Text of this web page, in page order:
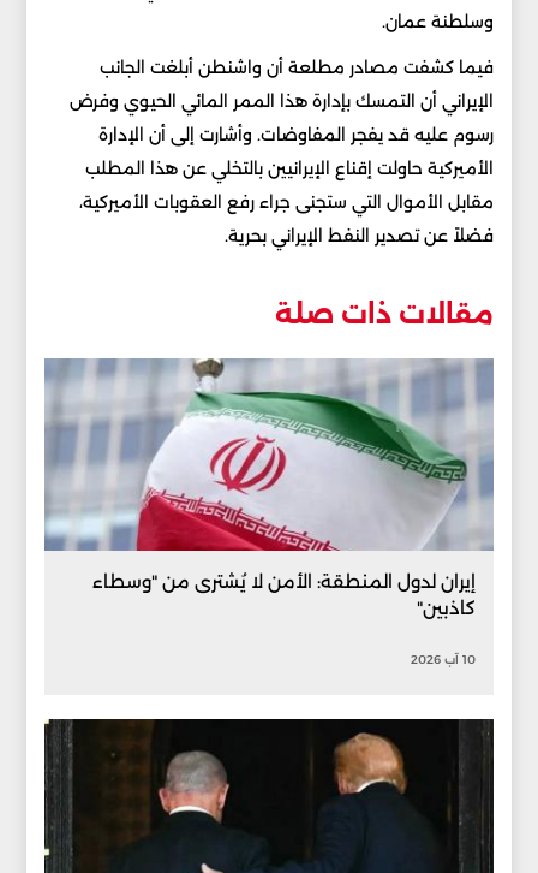
وسلطنة عمان.
فيما كشفت مصادر مطلعة أن واشنطن أبلغت الجانب
الإيراني أن التمسك بإدارة هذا الممر المائي الحيوي وفرض
رسوم عليه قد يفجر المفاوضات. وأشارت إلى أن الإدارة
الأميركية حاولت إقناع الإيرانيين بالتخلي عن هذا المطلب
مقابل الأموال التي ستجنى جراء رفع العقوبات الأميركية،
فضلاً عن تصدير النفط الإيراني بحرية.
مقالات ذات صلة
إيران لدول المنطقة: الأمن لا يُشترى من "وسطاء
كاذبين"
10 آب 2026